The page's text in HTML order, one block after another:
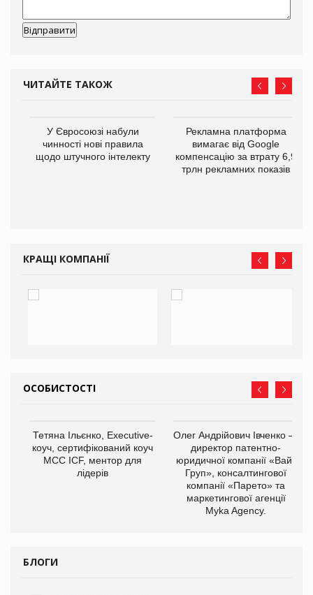
ЧИТАЙТЕ ТАКОЖ
У Євросоюзі набули
чинності нові правила
щодо штучного інтелекту
Рекламна платформа
вимагає від Google
компенсацію за втрату 6,9
трлн рекламних показів
КРАЩІ КОМПАНІЇ
ОСОБИСТОСТІ
Тетяна Ільєнко, Executive-
коуч, сертифікований коуч
МСС ICF, ментор для
лідерів
Олег Андрійович Івченко —
директор патентно-
юридичної компанії «Вайз
Груп», консалтингової
компанії «Парето» та
маркетингової агенції
Myka Agency.
БЛОГИ